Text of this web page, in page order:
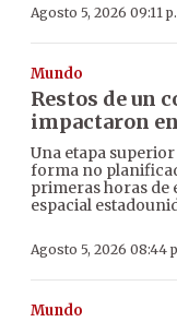
Agosto 5, 2026 09:11
Mundo
Restos de un
impactaron
Una etapa
forma no
primeras horas de
espacial
Agosto 5, 2026 08:44
Mundo